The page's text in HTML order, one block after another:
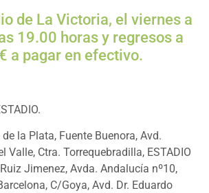
de La Victoria, el viernes a
19.00 horas y regresos a
a pagar en efectivo.
la Plata, Fuente Buenora, Avd.
Ctra. Torrequebradilla, ESTADIO
Jimenez, Avda. Andalucía nº10,
C/Goya, Avd. Dr. Eduardo